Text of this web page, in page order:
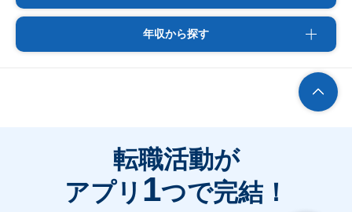
年収から探す
転職活動が
アプリ 1つで完結！